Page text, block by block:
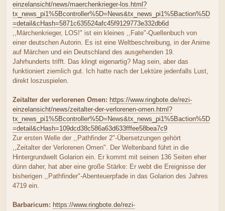
einzelansicht/news/maerchenkrieger-los.html?
tx_news_pi1%5Bcontroller%5D=News&tx_news_pi1%5Baction%5D
=detail&cHash=5871c635524afc45f9129773e332db6d
,,Märchenkrieger, LOS!" ist ein kleines ,,Fate"-Quellenbuch von
einer deutschen Autorin. Es ist eine Weltbeschreibung, in der Anime
auf Märchen und ein Deutschland des ausgehenden 19.
Jahrhunderts trifft. Das klingt eigenartig? Mag sein, aber das
funktioniert ziemlich gut. Ich hatte nach der Lektüre jedenfalls Lust,
direkt loszuspielen.
Zeitalter der verlorenen Omen: https://www.ringbote.de/rezi-
einzelansicht/news/zeitalter-der-verlorenen-omen.html?
tx_news_pi1%5Bcontroller%5D=News&tx_news_pi1%5Baction%5D
=detail&cHash=109dcd38c586a63d633fffee58bea7c9
Zur ersten Welle der ,,Pathfinder 2"-Übersetzungen gehört
,,Zeitalter der Verlorenen Omen". Der Weltenband führt in die
Hintergrundwelt Golarion ein. Er kommt mit seinen 136 Seiten eher
dünn daher, hat aber eine große Stärke: Er webt die Ereignisse der
bisherigen ,,Pathfinder"-Abenteuerpfade in das Golarion des Jahres
4719 ein.
Barbaricum: https://www.ringbote.de/rezi-